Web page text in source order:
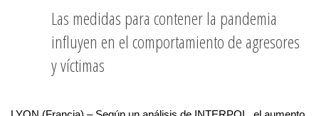
Las medidas para contener la pandemia
influyen en el comportamiento de agresores
y víctimas